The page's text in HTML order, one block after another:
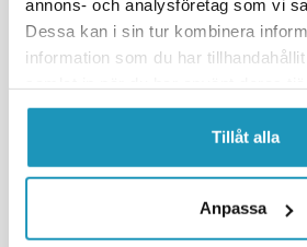
annons- och analysföretag som vi
Dessa kan i sin tur kombinera
information som du har
Tillåt alla
Anpassa
CF MOTO
450/520 / Goes Terrox 400/500
Lång Aluminium
TILLFÄLLIGT SLUT
ATV-PRO
mfl
995
20 +